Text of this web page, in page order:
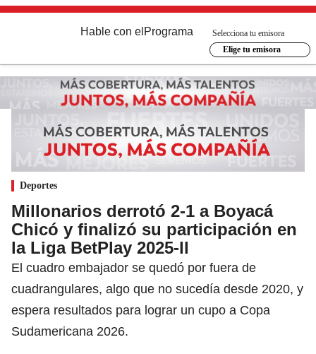
Hable con el Programa
Selecciona tu emisora
Elige tu emisora
Deportes
Millonarios derrotó 2-1 a Boyacá
Chicó y finalizó su participación en
la Liga BetPlay 2025-ll
El cuadro embajador se quedó por fuera de
cuadrangulares, algo que no sucedía desde 2020, y
espera resultados para lograr un cupo a Copa
Sudamericana 2026.